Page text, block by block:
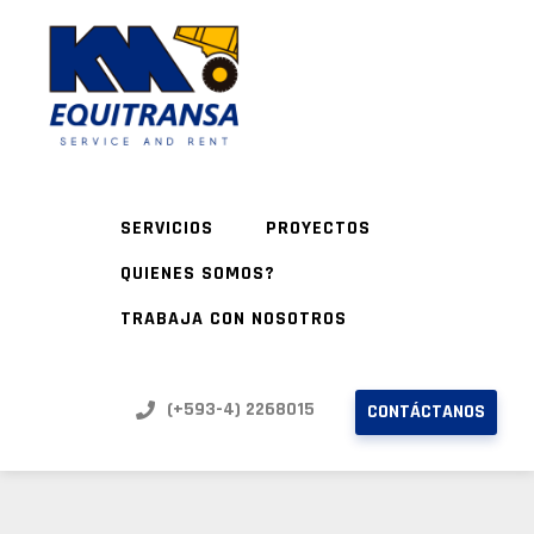
SERVICIOS
PROYECTOS
QUIENES SOMOS?
TRABAJA CON NOSOTROS
(+593-4) 2268015 CONTÁCTANOS